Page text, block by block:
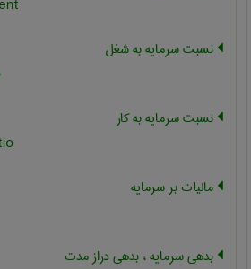
نسبت سرمایه به شغل
نسبت سرمایه به کار
مالیات بر سرمایه
بدهی سرمایه ، بدهی دراز مدت